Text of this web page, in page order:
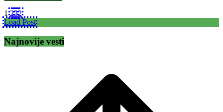
1 232
Load Post
Najnovije vesti